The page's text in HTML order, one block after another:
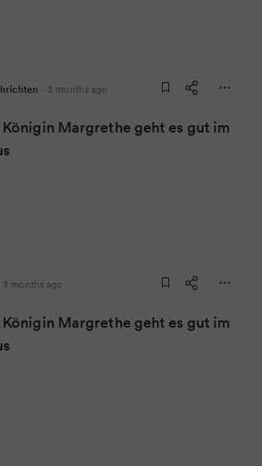
· 3 months ago
Margrethe geht es gut im
3 months ago
Margrethe geht es gut im